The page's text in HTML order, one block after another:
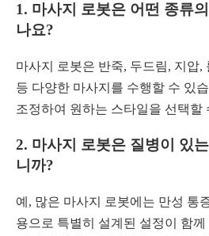
1. 마사지 로봇은 어떤 종류
나요?
마사지 로봇은 반죽, 두드림, 지압,
등 다양한 마사지를 수행할 수 있
조정하여 원하는 스타일을 선택할
2. 마사지 로봇은 질병이 있
니까?
예, 많은 마사지 로봇에는 만성 통
용으로 특별히 설계된 설정이 함